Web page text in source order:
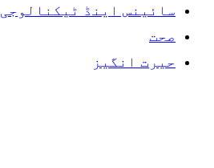
سائینس اینڈ ٹیکنالوجی
صحت
حیرت انگیز